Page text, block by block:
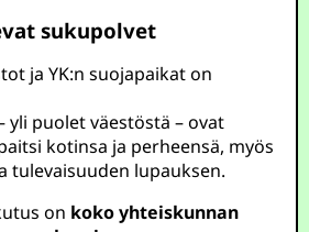
sukupolvet
ja YK:n suojapaikat on
yli puolet väestöstä – ovat
kotinsa ja perheensä, myös
tulevaisuuden lupauksen.
on koko yhteiskunnan